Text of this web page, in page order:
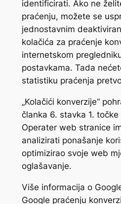
identificirati. Ako ne
praćenju, možete se
jednostavnim
kolačića za praćenje
internetskom
postavkama. Tada
statistiku praćenja
„Kolačići konverzije“
članka 6. stavka 1. točke
Operater web stranice
analizirati ponašanje
optimizirao svoje web
oglašavanje.
Više informacija o
Google praćenju